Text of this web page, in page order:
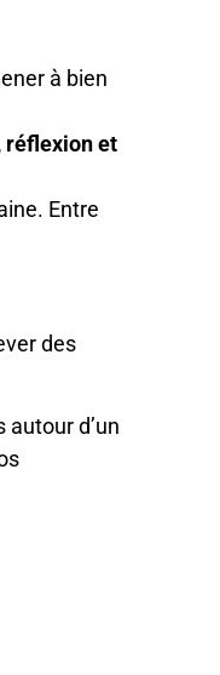
à bien
réflexion et
Entre
des
d’un